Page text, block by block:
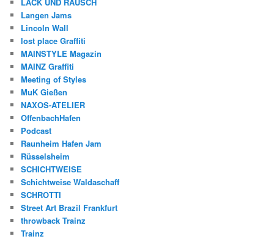
Langen Jams
Lincoln Wall
lost place Graffiti
MAINSTYLE Magazin
MAINZ Graffiti
Meeting of Styles
MuK Gießen
NAXOS-ATELIER
OffenbachHafen
Podcast
Raunheim Hafen Jam
Rüsselsheim
SCHICHTWEISE
Schichtweise Waldaschaff
SCHROTTI
Street Art Brazil Frankfurt
throwback Trainz
Trainz